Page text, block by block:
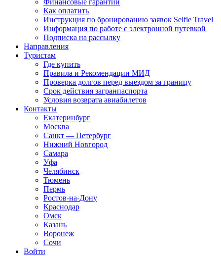
Финансовые гарантии
Как оплатить
Инструкция по бронированию заявок Selfie Travel
Информация по работе с электронной путевкой
Подписка на рассылку
Направления
Туристам
Где купить
Правила и Рекомендации МИД
Проверка долгов перед выездом за границу
Срок действия загранпаспорта
Условия возврата авиабилетов
Контакты
Екатеринбург
Москва
Санкт — Петербург
Нижний Новгород
Самара
Уфа
Челябинск
Тюмень
Пермь
Ростов-на-Дону
Краснодар
Омск
Казань
Воронеж
Сочи
Войти